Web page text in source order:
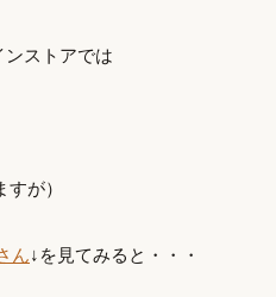
ストアでは
が）
ん↓を見てみると・・・